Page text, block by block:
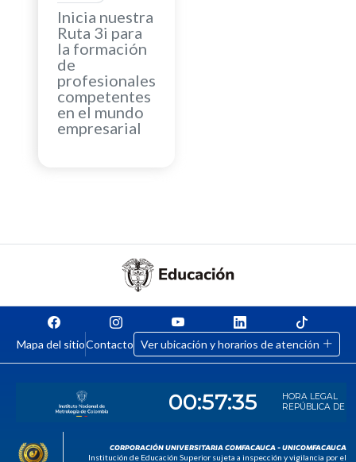
Inicia nuestra
Ruta 3i para
la formación
de
profesionales
competentes
en el mundo
empresarial
Mapa del sitioContacto Ver ubicación y horarios de atención
CORPORACIÓN UNIVERSITARIA COMFACAUCA - UNICOMFACAUCA
Institución de Educación Superior sujeta a inspección y vigilancia por el